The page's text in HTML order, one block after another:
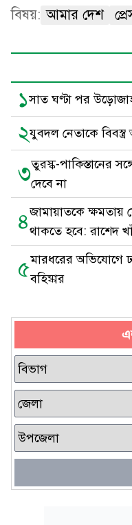
বিষয়: আমার দেশ
১সাত ঘণ্টা পর
২যুবদল নেতাকে
৩তুরস্ক-পাকিস্তানের
দেবে না
৪জামায়াতকে ক্ষমতায়
থাকতে হবে: রাশেদ
৫মারধরের অভিযোগে
বহিষ্কার